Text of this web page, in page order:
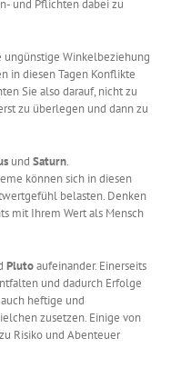
und Pflichten dabei zu
ungünstige Winkelbeziehung
in diesen Tagen Konflikte
Sie also darauf, nicht zu
zu überlegen und dann zu
und Saturn.
können sich in diesen
belasten. Denken
mit Ihrem Wert als Mensch
Plutoaufeinander. Einerseits
und dadurch Erfolge
heftige und
zusetzen. Einige von
Risiko und Abenteuer